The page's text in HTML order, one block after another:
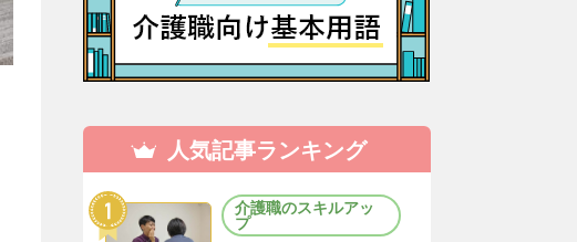
人気記事ランキング
介護職のスキルアッ
プ